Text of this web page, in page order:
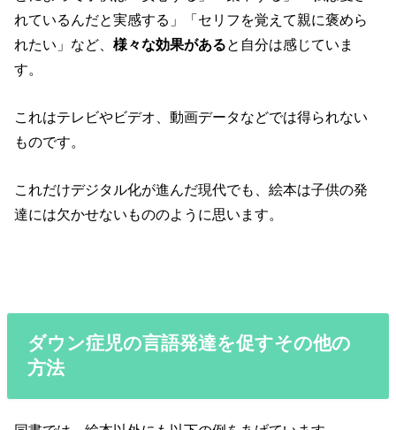
れているんだと実感する」「セリフを覚えて親に褒めら
れたい」など、様々な効果がある と自分は感じていま
す。
これはテレビやビデオ、動画データなどでは得られない
ものです。
これだけデジタル化が進んだ現代でも、絵本は子供の発
達には欠かせないもののように思います。
ダウン症児の言語発達を促すその他の
方法